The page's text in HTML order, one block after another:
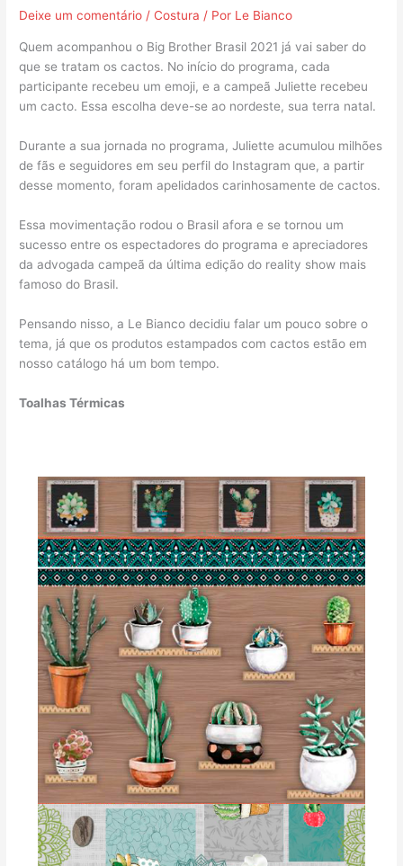
Deixe um comentário / Costura / Por Le Bianco
Quem acompanhou o Big Brother Brasil 2021 já vai saber do
que se tratam os cactos. No início do programa, cada
participante recebeu um emoji, e a campeã Juliette recebeu
um cacto. Essa escolha deve-se ao nordeste, sua terra natal.
Durante a sua jornada no programa, Juliette acumulou milhões
de fãs e seguidores em seu perfil do Instagram que, a partir
desse momento, foram apelidados carinhosamente de cactos.
Essa movimentação rodou o Brasil afora e se tornou um
sucesso entre os espectadores do programa e apreciadores
da advogada campeã da última edição do reality show mais
famoso do Brasil.
Pensando nisso, a Le Bianco decidiu falar um pouco sobre o
tema, já que os produtos estampados com cactos estão em
nosso catálogo há um bom tempo.
Toalhas Térmicas